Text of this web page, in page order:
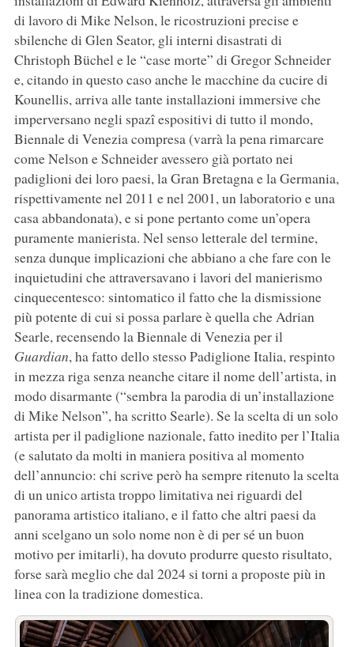
di lavoro di Mike Nelson, le ricostruzioni precise e
sbilenche di Glen Seator, gli interni disastrati di
Christoph Büchel e le “case morte” di Gregor Schneider
e, citando in questo caso anche le macchine da cucire di
Kounellis, arriva alle tante installazioni immersive che
imperversano negli spazî espositivi di tutto il mondo,
Biennale di Venezia compresa (varrà la pena rimarcare
come Nelson e Schneider avessero già portato nei
padiglioni dei loro paesi, la Gran Bretagna e la Germania,
rispettivamente nel 2011 e nel 2001, un laboratorio e una
casa abbandonata), e si pone pertanto come un’opera
puramente manierista. Nel senso letterale del termine,
senza dunque implicazioni che abbiano a che fare con le
inquietudini che attraversavano i lavori del manierismo
cinquecentesco: sintomatico il fatto che la dismissione
più potente di cui si possa parlare è quella che Adrian
Searle, recensendo la Biennale di Venezia per il
Guardian, ha fatto dello stesso Padiglione Italia, respinto
in mezza riga senza neanche citare il nome dell’artista, in
modo disarmante (“sembra la parodia di un’installazione
di Mike Nelson”, ha scritto Searle). Se la scelta di un solo
artista per il padiglione nazionale, fatto inedito per l’Italia
(e salutato da molti in maniera positiva al momento
dell’annuncio: chi scrive però ha sempre ritenuto la scelta
di un unico artista troppo limitativa nei riguardi del
panorama artistico italiano, e il fatto che altri paesi da
anni scelgano un solo nome non è di per sé un buon
motivo per imitarli), ha dovuto produrre questo risultato,
forse sarà meglio che dal 2024 si torni a proposte più in
linea con la tradizione domestica.